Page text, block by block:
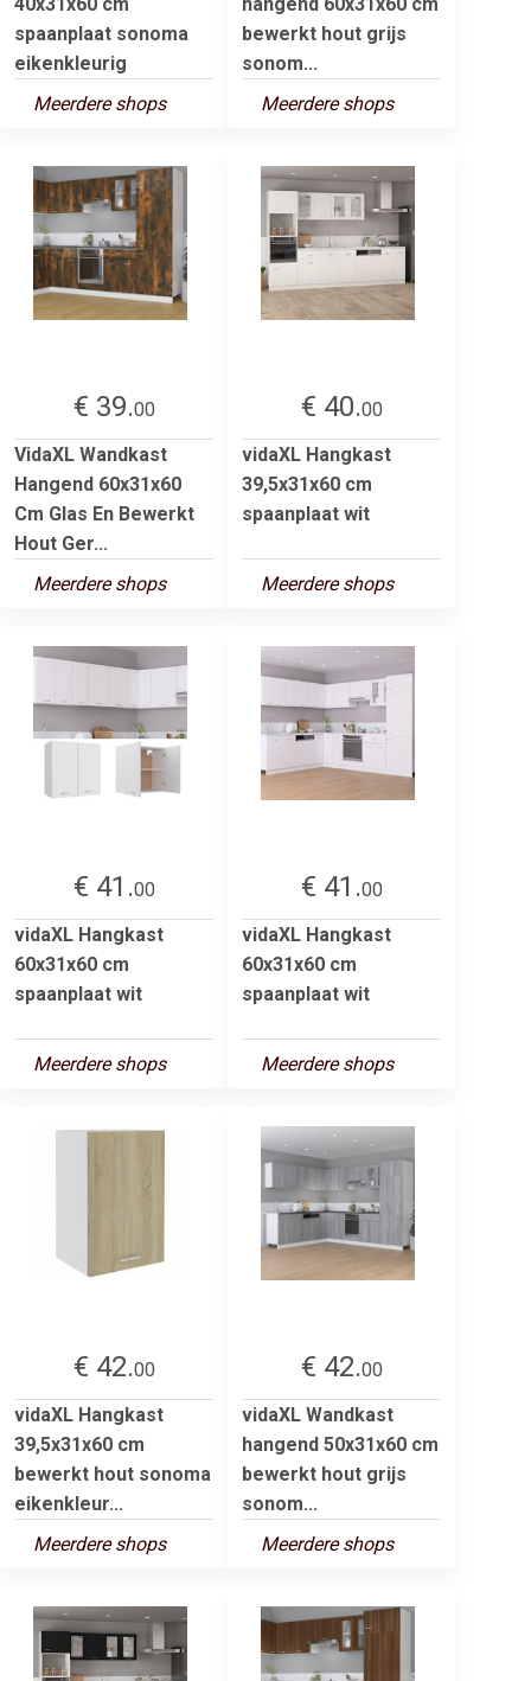
spaanplaat sonoma
eikenkleurig
Meerdere shops
bewerkt hout grijs
sonom...
Meerdere shops
€ 39.00
VidaXL Wandkast
Hangend 60x31x60
Cm Glas En Bewerkt
Hout Ger...
Meerdere shops
€ 40.00
vidaXL Hangkast
39,5x31x60 cm
spaanplaat wit
Meerdere shops
€ 41.00
vidaXL Hangkast
60x31x60 cm
spaanplaat wit
Meerdere shops
€ 41.00
vidaXL Hangkast
60x31x60 cm
spaanplaat wit
Meerdere shops
€ 42.00
vidaXL Hangkast
39,5x31x60 cm
bewerkt hout sonoma
eikenkleur...
Meerdere shops
€ 42.00
vidaXL Wandkast
hangend 50x31x60 cm
bewerkt hout grijs
sonom...
Meerdere shops